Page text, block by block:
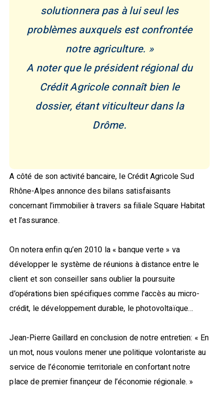
solutionnera pas à lui seul les
problèmes auxquels est confrontée
notre agriculture. »
A noter que le président régional du
Crédit Agricole connaît bien le
dossier, étant viticulteur dans la
Drôme.
A côté de son activité bancaire, le Crédit Agricole Sud
Rhône-Alpes annonce des bilans satisfaisants
concernant l’immobilier à travers sa filiale Square Habitat
et l’assurance.
On notera enfin qu’en 2010 la « banque verte » va
développer le système de réunions à distance entre le
client et son conseiller sans oublier la poursuite
d’opérations bien spécifiques comme l’accès au micro-
crédit, le développement durable, le photovoltaïque…
Jean-Pierre Gaillard en conclusion de notre entretien: « En
un mot, nous voulons mener une politique volontariste au
service de l’économie territoriale en confortant notre
place de premier finançeur de l’économie régionale. »